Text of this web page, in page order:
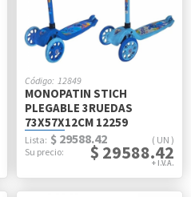
12849
MONOPATIN STICH
PLEGABLE 3RUEDAS
73X57X12CM 12259
UN
$ 29588.42
$ 29588.42